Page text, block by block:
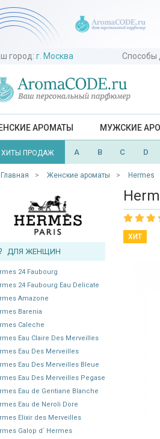
город: г. Москва Способы
АРОМАТЫ МУЖСКИЕ
ХИТЫ ПРОДАЖ A B C D
Главная Женские ароматы Hermes
ДЛЯ ЖЕНЩИН
24 Faubourg
24 Faubourg Eau Delicate
Amazone
Barenia
Caleche
Eau Claire Des Merveilles
Eau Des Merveilles
Eau Des Merveilles Bleue
Eau Des Merveilles Pegase
Eau de Gentiane Blanche
Eau de Neroli Dore
Elixir des Merveilles
Galop d` Hermes
ХИТ